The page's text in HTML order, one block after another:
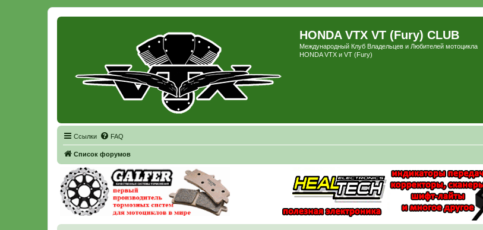
HONDA VTX VT (Fury) CLUB
Международный Клуб Владельцев и Любителей мотоцикла
HONDA VTX и VT (Fury)
Ссылки FAQ
Список форумов